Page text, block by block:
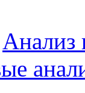
Анализ